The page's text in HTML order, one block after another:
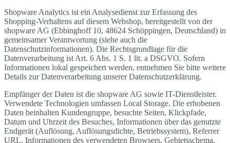
Shopware Analytics ist ein Analysedienst zur Erfassung des
Shopping-Verhaltens auf diesem Webshop, bereitgestellt von der
shopware AG (Ebbinghoff 10, 48624 Schöppingen, Deutschland) in
gemeinsamer Verantwortung (siehe auch die
Datenschutzinformationen). Die Rechtsgrundlage für die
Datenverarbeitung ist Art. 6 Abs. 1 S. 1 lit. a DSGVO. Sofern
Informationen lokal gespeichert werden, entnehmen Sie bitte weitere
Details zur Datenverarbeitung unserer Datenschutzerklärung.
Empfänger der Daten ist die shopware AG sowie IT-Dienstleister.
Verwendete Technologien umfassen Local Storage. Die erhobenen
Daten beinhalten Kundengruppe, besuchte Seiten, Klickpfade,
Datum und Uhrzeit des Besuches, Informationen über das genutzte
Endgerät (Auflösung, Auflösungsdichte, Betriebssystem), Referrer
URL, Informationen des verwendeten Browsers, Gebietsschema,